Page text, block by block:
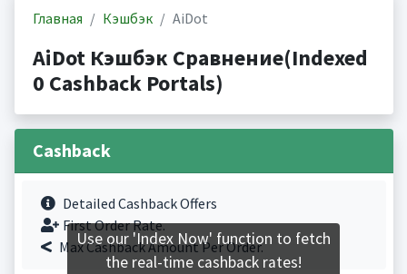
Главная Кэшбэк AiDot
AiDot Кэшбэк Сравнение(Indexed
0 Cashback Portals)
Cashback
Detailed Cashback Offers
First Order Rate.
Max Cashback Amount Per Order.
Use our 'Index Now' function to fetch
the real-time cashback rates!